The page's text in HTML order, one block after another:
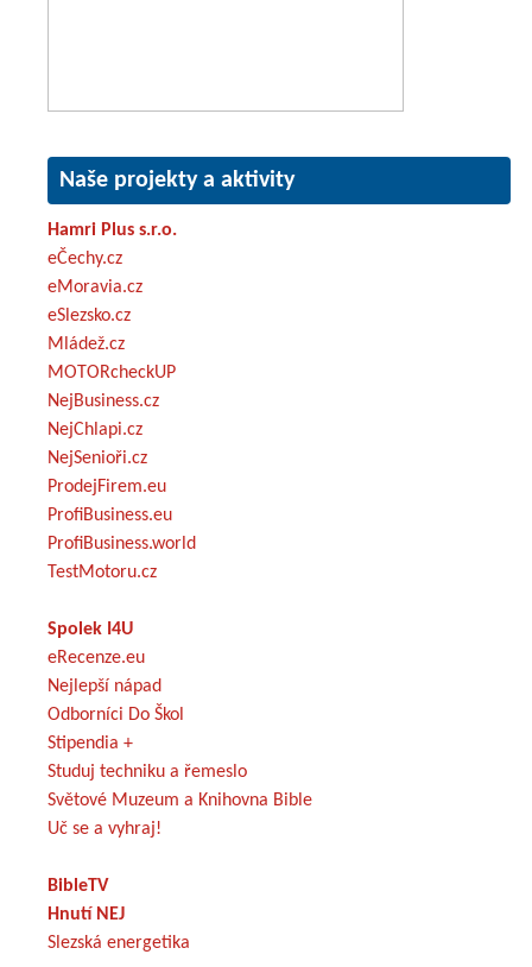
Naše projekty a aktivity
Hamri Plus s.r.o.
eČechy.cz
eMoravia.cz
eSlezsko.cz
Mládež.cz
MOTORcheckUP
NejBusiness.cz
NejChlapi.cz
NejSenioři.cz
ProdejFirem.eu
ProfiBusiness.eu
ProfiBusiness.world
TestMotoru.cz
Spolek I4U
eRecenze.eu
Nejlepší nápad
Odborníci Do Škol
Stipendia +
Studuj techniku a řemeslo
Světové Muzeum a Knihovna Bible
Uč se a vyhraj!
BibleTV
Hnutí NEJ
Slezská energetika